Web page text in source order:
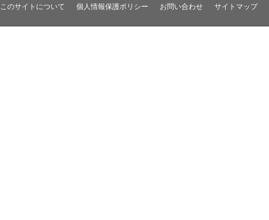
このサイトについて 個人情報保護ポリシー お問い合わせ サイトマップ